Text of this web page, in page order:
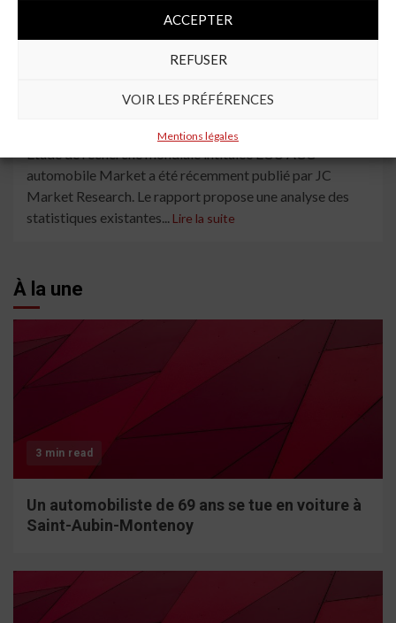
ACCEPTER
REFUSER
VOIR LES PRÉFÉRENCES
Mentions légales
Analyse approfondie du marché de l’ECU ACC
automobile, y compris les principaux acteurs
Bosch, Denso, Fujitsu.
Étude de recherche mondiale intitulée ECU ACC
automobile Market a été récemment publié par JC
Market Research. Le rapport propose une analyse des
statistiques existantes... Lire la suite
À la une
3 min read
Un automobiliste de 69 ans se tue en voiture à
Saint-Aubin-Montenoy